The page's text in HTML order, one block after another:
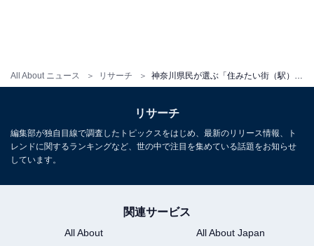
All About ニュース リサーチ 神奈川県民が選ぶ「住みたい街（駅）」ランキング！ 3位「鎌倉駅」、2位「みなとみらい駅」、1位は？
リサーチ
編集部が独自目線で調査したトピックスをはじめ、最新のリリース情報、ト
レンドに関するランキングなど、世の中で注目を集めている話題をお知らせ
しています。
関連サービス
All About
All About Japan